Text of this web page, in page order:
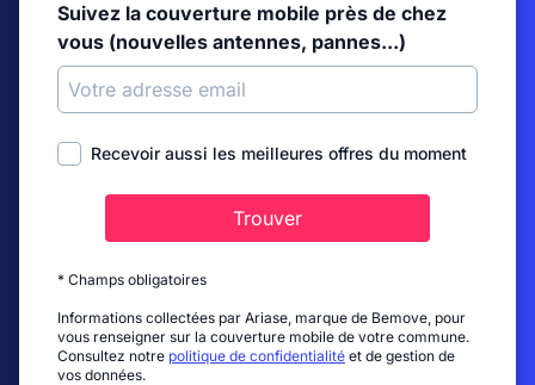
Suivez la couverture mobile près de chez
vous (nouvelles antennes, pannes...)
Recevoir aussi les meilleures offres du moment
Trouver
* Champs obligatoires
Informations collectées par Ariase, marque de Bemove, pour
vous renseigner sur la couverture mobile de votre commune.
Consultez notre politique de confidentialité et de gestion de
vos données.